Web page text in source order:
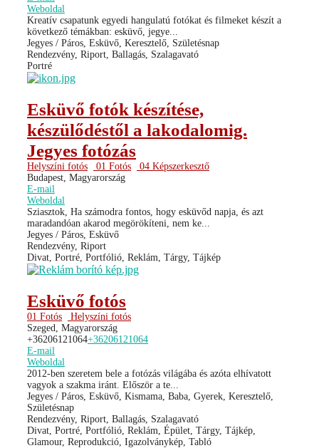
Weboldal
Kreatív csapatunk egyedi hangulatú fotókat és filmeket készít a
következő témákban: esküvő, jegye...
Jegyes / Páros, Esküvő, Keresztelő, Születésnap
Rendezvény, Riport, Ballagás, Szalagavató
Portré
Esküvő fotók készítése,
készülődéstől a lakodalomig.
Jegyes fotózás
Helyszíni fotós 01 Fotós
04 Képszerkesztő
Budapest, Magyarország
E-mail
Weboldal
Sziasztok, Ha számodra fontos, hogy esküvőd napja, és azt
maradandóan akarod megörökíteni, nem ke...
Jegyes / Páros, Esküvő
Rendezvény, Riport
Divat, Portré, Portfólió, Reklám, Tárgy, Tájkép
Esküvő fotós
01 Fotós
Helyszíni fotós
Szeged, Magyarország
+36206121064+36206121064
E-mail
Weboldal
2012-ben szeretem bele a fotózás világába és azóta elhívatott
vagyok a szakma iránt. Először a te...
Jegyes / Páros, Esküvő, Kismama, Baba, Gyerek, Keresztelő,
Születésnap
Rendezvény, Riport, Ballagás, Szalagavató
Divat, Portré, Portfólió, Reklám, Épület, Tárgy, Tájkép,
Glamour, Reprodukció, Igazolványkép, Tabló